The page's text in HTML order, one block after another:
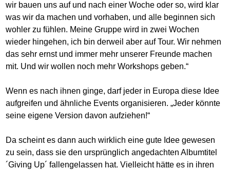
wir bauen uns auf und nach einer Woche oder so, wird klar
was wir da machen und vorhaben, und alle beginnen sich
wohler zu fühlen. Meine Gruppe wird in zwei Wochen
wieder hingehen, ich bin derweil aber auf Tour. Wir nehmen
das sehr ernst und immer mehr unserer Freunde machen
mit. Und wir wollen noch mehr Workshops geben.“
Wenn es nach ihnen ginge, darf jeder in Europa diese Idee
aufgreifen und ähnliche Events organisieren. „Jeder könnte
seine eigene Version davon aufziehen!“
Da scheint es dann auch wirklich eine gute Idee gewesen
zu sein, dass sie den ursprünglich angedachten Albumtitel
´Giving Up´ fallengelassen hat. Vielleicht hätte es in ihren